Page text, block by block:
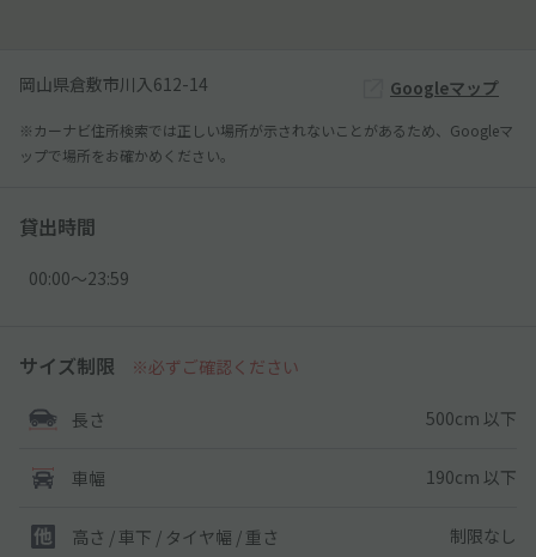
岡山県倉敷市川入612-14 Googleマップ
※カーナビ住所検索では正しい場所が示されないことがあるため、Googleマ
ップで場所をお確かめください。
貸出時間
00:00〜23:59
サイズ制限 ※必ずご確認ください
長さ 500cm 以下
車幅 190cm 以下
高さ / 車下 / タイヤ幅 / 重さ 制限なし